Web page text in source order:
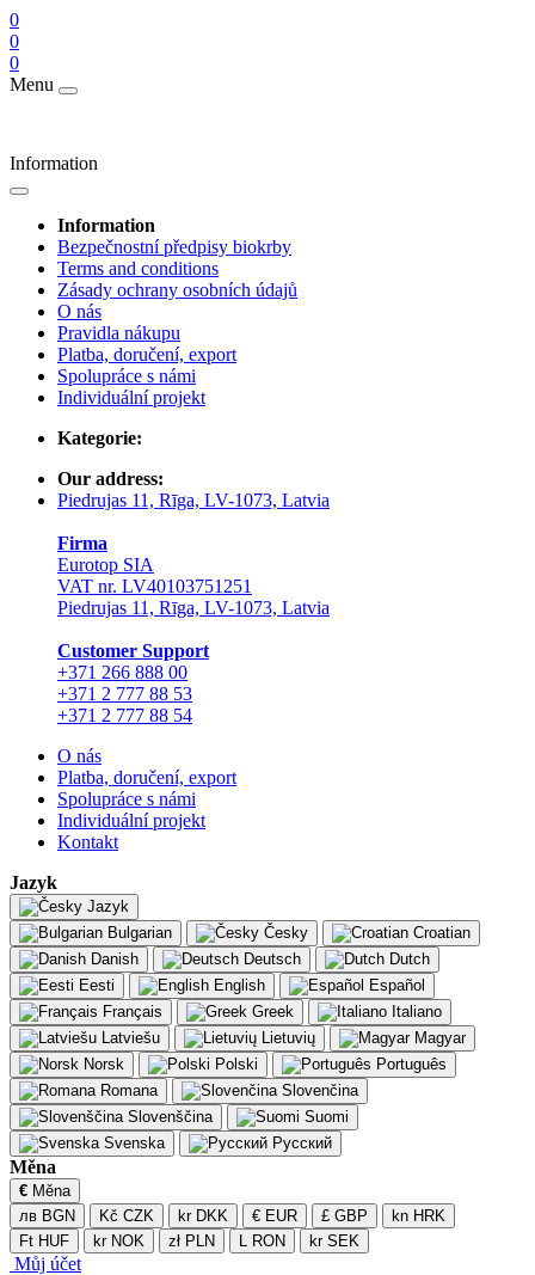
0
0
0
Menu
Information
Information
Bezpečnostní předpisy biokrby
Terms and conditions
Zásady ochrany osobních údajů
O nás
Pravidla nákupu
Platba, doručení, export
Spolupráce s námi
Individuální projekt
Kategorie:
Our address:
Piedrujas 11, Rīga, LV-1073, Latvia
Firma
Eurotop SIA
VAT nr. LV40103751251
Piedrujas 11, Rīga, LV-1073, Latvia
Сustomer Support
+371 266 888 00
+371 2 777 88 53
+371 2 777 88 54
O nás
Platba, doručení, export
Spolupráce s námi
Individuální projekt
Kontakt
Jazyk
Jazyk
Bulgarian
Česky
Croatian
Danish
Deutsch
Dutch
Eesti
English
Español
Français
Greek
Italiano
Latviešu
Lietuvių
Magyar
Norsk
Polski
Português
Romana
Slovenčina
Slovenščina
Suomi
Svenska
Русский
Měna
€ Měna
лв BGN
Kč CZK kr DKK € EUR £ GBP
kn HRK
Ft HUF
kr NOK zł PLN L RON kr SEK
Můj účet